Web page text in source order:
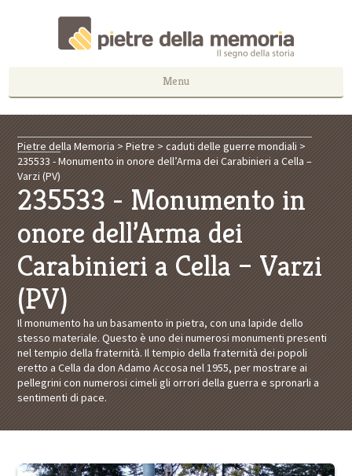
Menu
Pietre della Memoria >Pietre >caduti delle guerre mondiali >
235533 - Monumento in onore dell’Arma dei Carabinieri a Cella –
Varzi (PV)
235533 - Monumento in
onore dell’Arma dei
Carabinieri a Cella – Varzi
(PV)
Il monumento ha un basamento in pietra, con una lapide dello
stesso materiale. Questo è uno dei numerosi monumenti presenti
nel tempio della fraternità. Il tempio della fraternità dei popoli
eretto a Cella da don Adamo Accosa nel 1955, per mostrare ai
pellegrini con numerosi cimeli gli orrori della guerra e spronarli a
sentimenti di pace.